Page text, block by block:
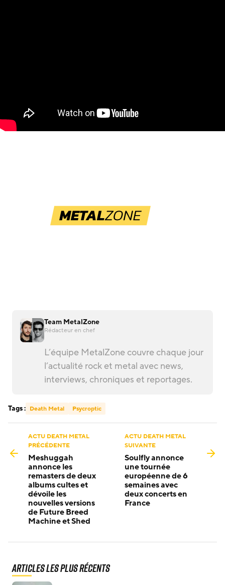
Team MetalZone
Rédacteur en chef
L’équipe MetalZone couvre chaque jour
l’actualité rock et metal avec news,
interviews, chroniques et reportages.
Tags : Death Metal Psycroptic
ACTU DEATH METAL
PRÉCÉDENTE
Meshuggah
annonce les
remasters de deux
albums cultes et
dévoile les
nouvelles versions
de Future Breed
Machine et Shed
ACTU DEATH METAL
SUIVANTE
Soulfly annonce
une tournée
européenne de 6
semaines avec
deux concerts en
France
Articles les plus récents